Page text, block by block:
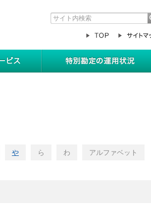
お客さま向けサービス
や ら わ アルファベット